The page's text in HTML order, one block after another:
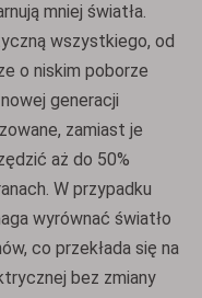
mniej światła.
wszystkiego, od
o niskim poborze
generacji
zamiast je
aż do 50%
W przypadku
wyrównać światło
co przekłada się na
bez zmiany